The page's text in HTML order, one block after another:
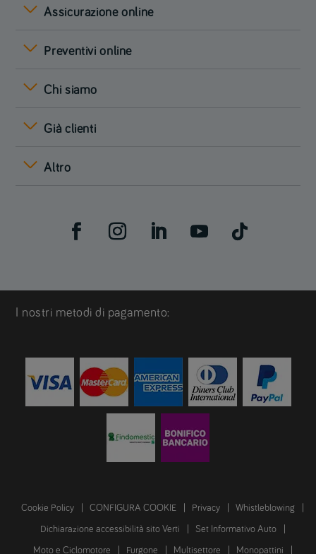
Assicurazione online
Preventivi online
Chi siamo
Già clienti
Altro
I nostri metodi di pagamento:
Cookie Policy CONFIGURA COOKIE Privacy Whistleblowing
Dichiarazione accessibilità sito Verti Set Informativo Auto
Moto e Ciclomotore Furgone Multisettore Monopattini